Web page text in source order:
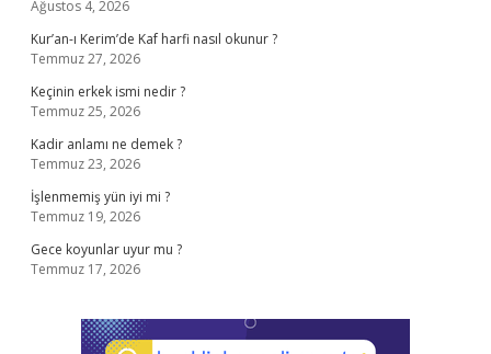
Ağustos 4, 2026
Kur’an-ı Kerim’de Kaf harfi nasıl okunur ?
Temmuz 27, 2026
Keçinin erkek ismi nedir ?
Temmuz 25, 2026
Kadir anlamı ne demek ?
Temmuz 23, 2026
İşlenmemiş yün iyi mi ?
Temmuz 19, 2026
Gece koyunlar uyur mu ?
Temmuz 17, 2026